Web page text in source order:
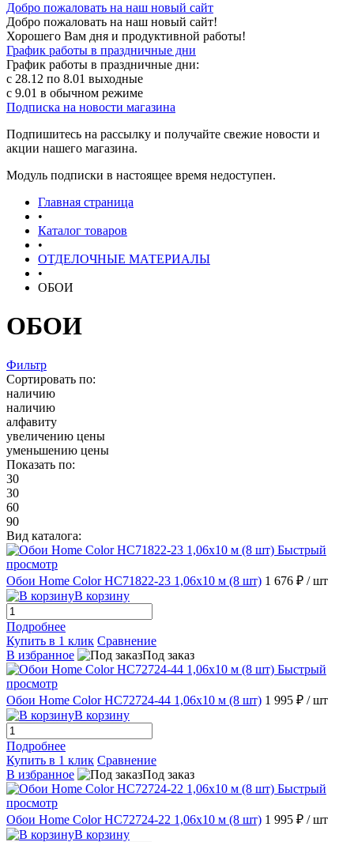
Добро пожаловать на наш новый сайт
Добро пожаловать на наш новый сайт!
Хорошего Вам дня и продуктивной работы!
График работы в праздничные дни
График работы в праздничные дни:
с 28.12 по 8.01 выходные
с 9.01 в обычном режиме
Подписка на новости магазина
Подпишитесь на рассылку и получайте свежие новости и
акции нашего магазина.
Модуль подписки в настоящее время недоступен.
Главная страница
•
Каталог товаров
•
ОТДЕЛОЧНЫЕ МАТЕРИАЛЫ
•
ОБОИ
ОБОИ
Фильтр
Сортировать по:
наличию
наличию
алфавиту
увеличению цены
уменьшению цены
Показать по:
30
30
60
90
Вид каталога:
Быстрый
просмотр
Обои Home Color HC71822-23 1,06х10 м (8 шт) 1 676 ₽ / шт
В корзину
Подробнее
Купить в 1 клик Сравнение
В избранное
Под заказ
Быстрый
просмотр
Обои Home Color HC72724-44 1,06х10 м (8 шт) 1 995 ₽ / шт
В корзину
Подробнее
Купить в 1 клик Сравнение
В избранное
Под заказ
Быстрый
просмотр
Обои Home Color HC72724-22 1,06х10 м (8 шт) 1 995 ₽ / шт
В корзину